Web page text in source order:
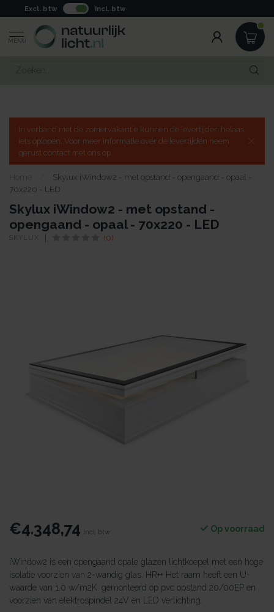
Excl. btw Incl. btw
MENU
In verband met de zomervakantie kunnen de levertijden helaas
iets oplopen. Voor meer informatie over de levertijden neem
gerust contact met ons op.
Home
Skylux iWindow2 - met opstand - opengaand - opaal -
70x220 - LED
Skylux iWindow2 - met opstand -
opengaand - opaal - 70x220 - LED
SKYLUX (0)
€4.348,74 Incl. btw Op voorraad
iWindow2 is een opengaand opale glazen lichtkoepel met een hoge
isolatie voorzien van 2-wandig glas. HR++ Het raam heeft een U-
waarde van 1.0 w/m2K. gemonteerd op pvc opstand 20/00EP en
voorzien van elektrospindel 24V en LED verlichting.